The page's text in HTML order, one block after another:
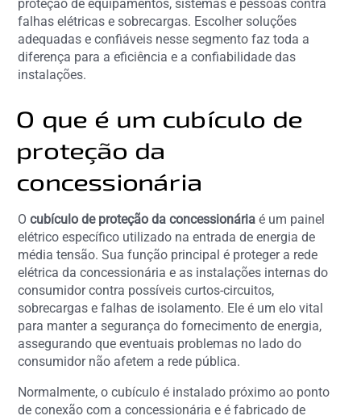
proteção de equipamentos, sistemas e pessoas contra
falhas elétricas e sobrecargas. Escolher soluções
adequadas e confiáveis nesse segmento faz toda a
diferença para a eficiência e a confiabilidade das
instalações.
O que é um cubículo de
proteção da
concessionária
Ocubículo de proteção da concessionária é um painel
elétrico específico utilizado na entrada de energia de
média tensão. Sua função principal é proteger a rede
elétrica da concessionária e as instalações internas do
consumidor contra possíveis curtos-circuitos,
sobrecargas e falhas de isolamento. Ele é um elo vital
para manter a segurança do fornecimento de energia,
assegurando que eventuais problemas no lado do
consumidor não afetem a rede pública.
Normalmente, o cubículo é instalado próximo ao ponto
de conexão com a concessionária e é fabricado de